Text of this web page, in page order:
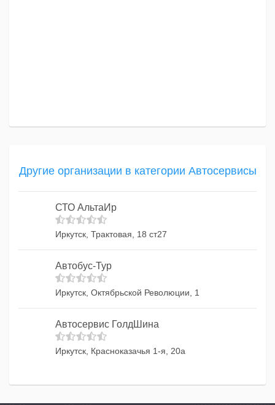
Другие организации в категории Автосервисы
СТО АльтаИр
Иркутск, Трактовая, 18 ст27
Автобус-Тур
Иркутск, Октябрьской Революции, 1
Автосервис ГолдШина
Иркутск, Красноказачья 1-я, 20а